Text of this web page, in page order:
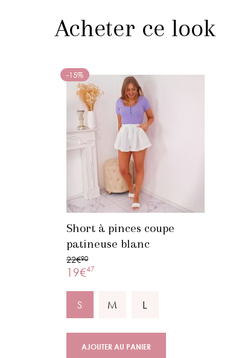
Acheter ce look
-15%
Short à pinces coupe
patineuse blanc
22€90
19€47
S M L
AJOUTER AU PANIER